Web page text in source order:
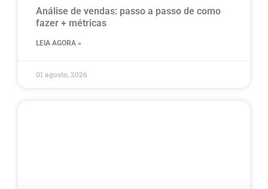
Análise de vendas: passo a passo de como
fazer + métricas
LEIA AGORA »
01 agosto, 2026